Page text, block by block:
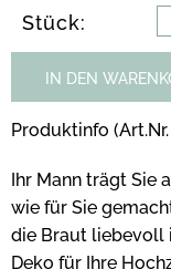
Stück:
IN DEN
Produktinfo (Art.Nr.
Ihr Mann trägt Sie
wie für Sie
die Braut liebevoll
Deko für Ihre